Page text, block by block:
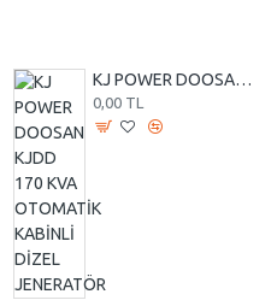
KJ POWER DOOSAN KJDD 170 KVA OTOMATİK KABİNLİ DİZEL JENERATÖR
0,00 TL